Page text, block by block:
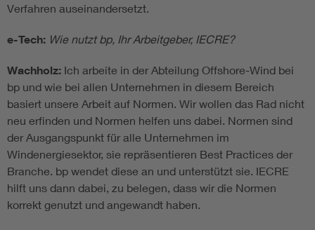
Verfahren auseinandersetzt.
e-Tech: Wie nutzt bp, Ihr Arbeitgeber, IECRE?
Wachholz: Ich arbeite in der Abteilung Offshore-Wind bei
bp und wie bei allen Unternehmen in diesem Bereich
basiert unsere Arbeit auf Normen. Wir wollen das Rad nicht
neu erfinden und Normen helfen uns dabei. Normen sind
der Ausgangspunkt für alle Unternehmen im
Windenergiesektor, sie repräsentieren Best Practices der
Branche. bp wendet diese an und unterstützt sie. IECRE
hilft uns dann dabei, zu belegen, dass wir die Normen
korrekt genutzt und angewandt haben.